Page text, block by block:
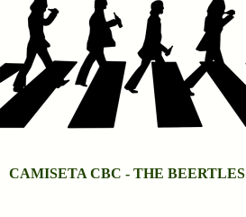
CAMISETA CBC - THE BEERTLES